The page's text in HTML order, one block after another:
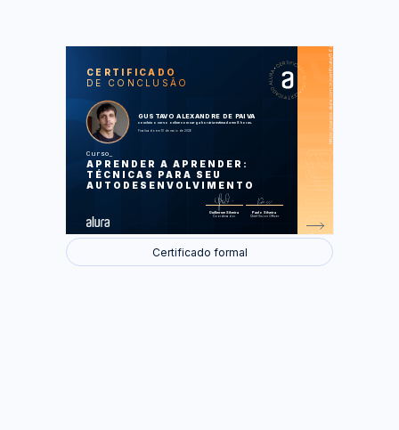
CERTIFICADO
DE CONCLUSÃO
GUSTAVO ALEXANDRE DE PAIVA
concluiu o curso online com carga horária estimada em 8 horas.
Finalizado em 10 de maio de 2026
Curso
APRENDER A APRENDER:
TÉCNICAS PARA SEU
AUTODESENVOLVIMENTO
Guilherme Silveira
Coordenador
Paulo Silveira
Chief Vision Officer
https://cursos.alura.com.br/certificate/56af08e8-8853-4123-9015-3f4206eebfa2
LAS
Aprendizagem como Estilo de Vida
Talento ou Disciplina?
O poder das Metas
Rotina de Aprendizagem
Certificado formal